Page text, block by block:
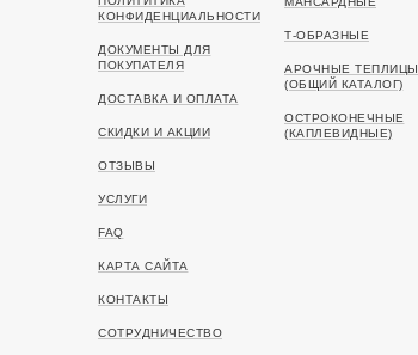
КОНФИДЕНЦИАЛЬНОСТИ
ДОКУМЕНТЫ ДЛЯ
ПОКУПАТЕЛЯ
ДОСТАВКА И ОПЛАТА
СКИДКИ И АКЦИИ
ОТЗЫВЫ
УСЛУГИ
FAQ
КАРТА САЙТА
КОНТАКТЫ
СОТРУДНИЧЕСТВО
Т-ОБРАЗНЫЕ
АРОЧНЫЕ ТЕПЛИЦЫ
(ОБЩИЙ КАТАЛОГ)
ОСТРОКОНЕЧНЫЕ
(КАПЛЕВИДНЫЕ)